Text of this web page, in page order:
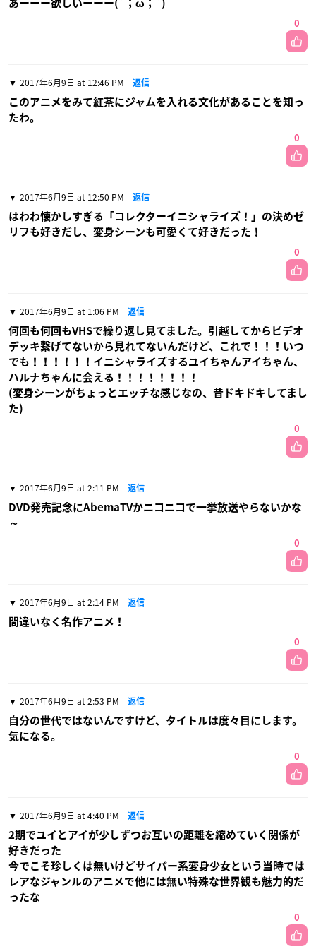
あーーー欲しいーーー(´；ω；`)
0
2017年6月9日 at 12:46 PM 返信
このアニメをみて紅茶にジャムを入れる文化があることを知っ
たわ。
0
2017年6月9日 at 12:50 PM 返信
はわわ懐かしすぎる「コレクターイニシャライズ！」の決めゼ
リフも好きだし、変身シーンも可愛くて好きだった！
0
2017年6月9日 at 1:06 PM 返信
何回も何回もVHSで繰り返し見てました。引越してからビデオ
デッキ繋げてないから見れてないんだけど、これで！！！いつ
でも！！！！！！イニシャライズするユイちゃんアイちゃん、
ハルナちゃんに会える！！！！！！！！
(変身シーンがちょっとエッチな感じなの、昔ドキドキしてまし
た)
0
2017年6月9日 at 2:11 PM 返信
DVD発売記念にAbemaTVかニコニコで一挙放送やらないかな
～
0
2017年6月9日 at 2:14 PM 返信
間違いなく名作アニメ！
0
2017年6月9日 at 2:53 PM 返信
自分の世代ではないんですけど、タイトルは度々目にします。
気になる。
0
2017年6月9日 at 4:40 PM 返信
2期でユイとアイが少しずつお互いの距離を縮めていく関係が
好きだった
今でこそ珍しくは無いけどサイバー系変身少女という当時では
レアなジャンルのアニメで他には無い特殊な世界観も魅力的だ
ったな
0